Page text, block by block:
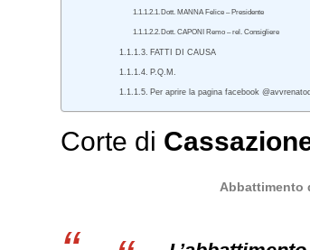
Dott. MANNA Felice – Presidente
Dott. CAPONI Remo – rel. Consigliere
FATTI DI CAUSA
P.Q.M.
Per aprire la pagina facebook
Corte di
Abbattimento